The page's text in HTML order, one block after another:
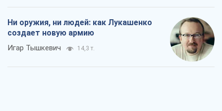
Ни оружия, ни людей: как Лукашенко
создает новую армию
Игар Тышкевич 14,3 т.